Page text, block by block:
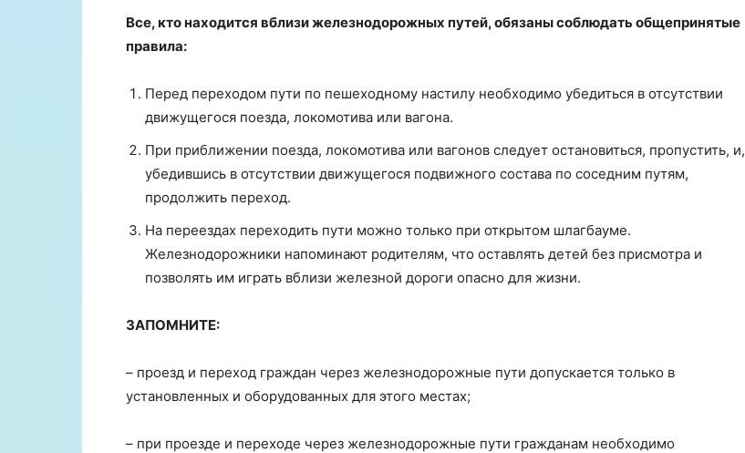
Все, кто находится вблизи железнодорожных путей, обязаны соблюдать общепринятые
правила:
Перед переходом пути по пешеходному настилу необходимо убедиться в отсутствии
движущегося поезда, локомотива или вагона.
При приближении поезда, локомотива или вагонов следует остановиться, пропустить, и,
убедившись в отсутствии движущегося подвижного состава по соседним путям,
продолжить переход.
На переездах переходить пути можно только при открытом шлагбауме.
Железнодорожники напоминают родителям, что оставлять детей без присмотра и
позволять им играть вблизи железной дороги опасно для жизни.
ЗАПОМНИТЕ:
– проезд и переход граждан через железнодорожные пути допускается только в
установленных и оборудованных для этого местах;
– при проезде и переходе через железнодорожные пути гражданам необходимо